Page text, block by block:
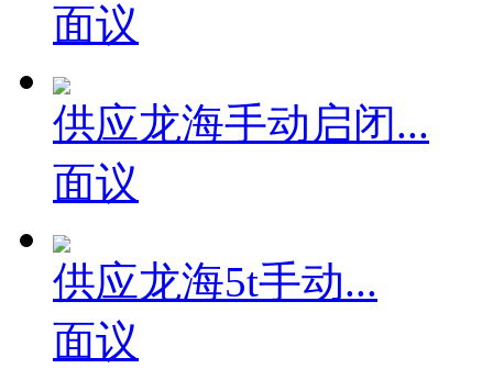
面议
供应龙海手动启闭...
面议
供应龙海5t手动...
面议